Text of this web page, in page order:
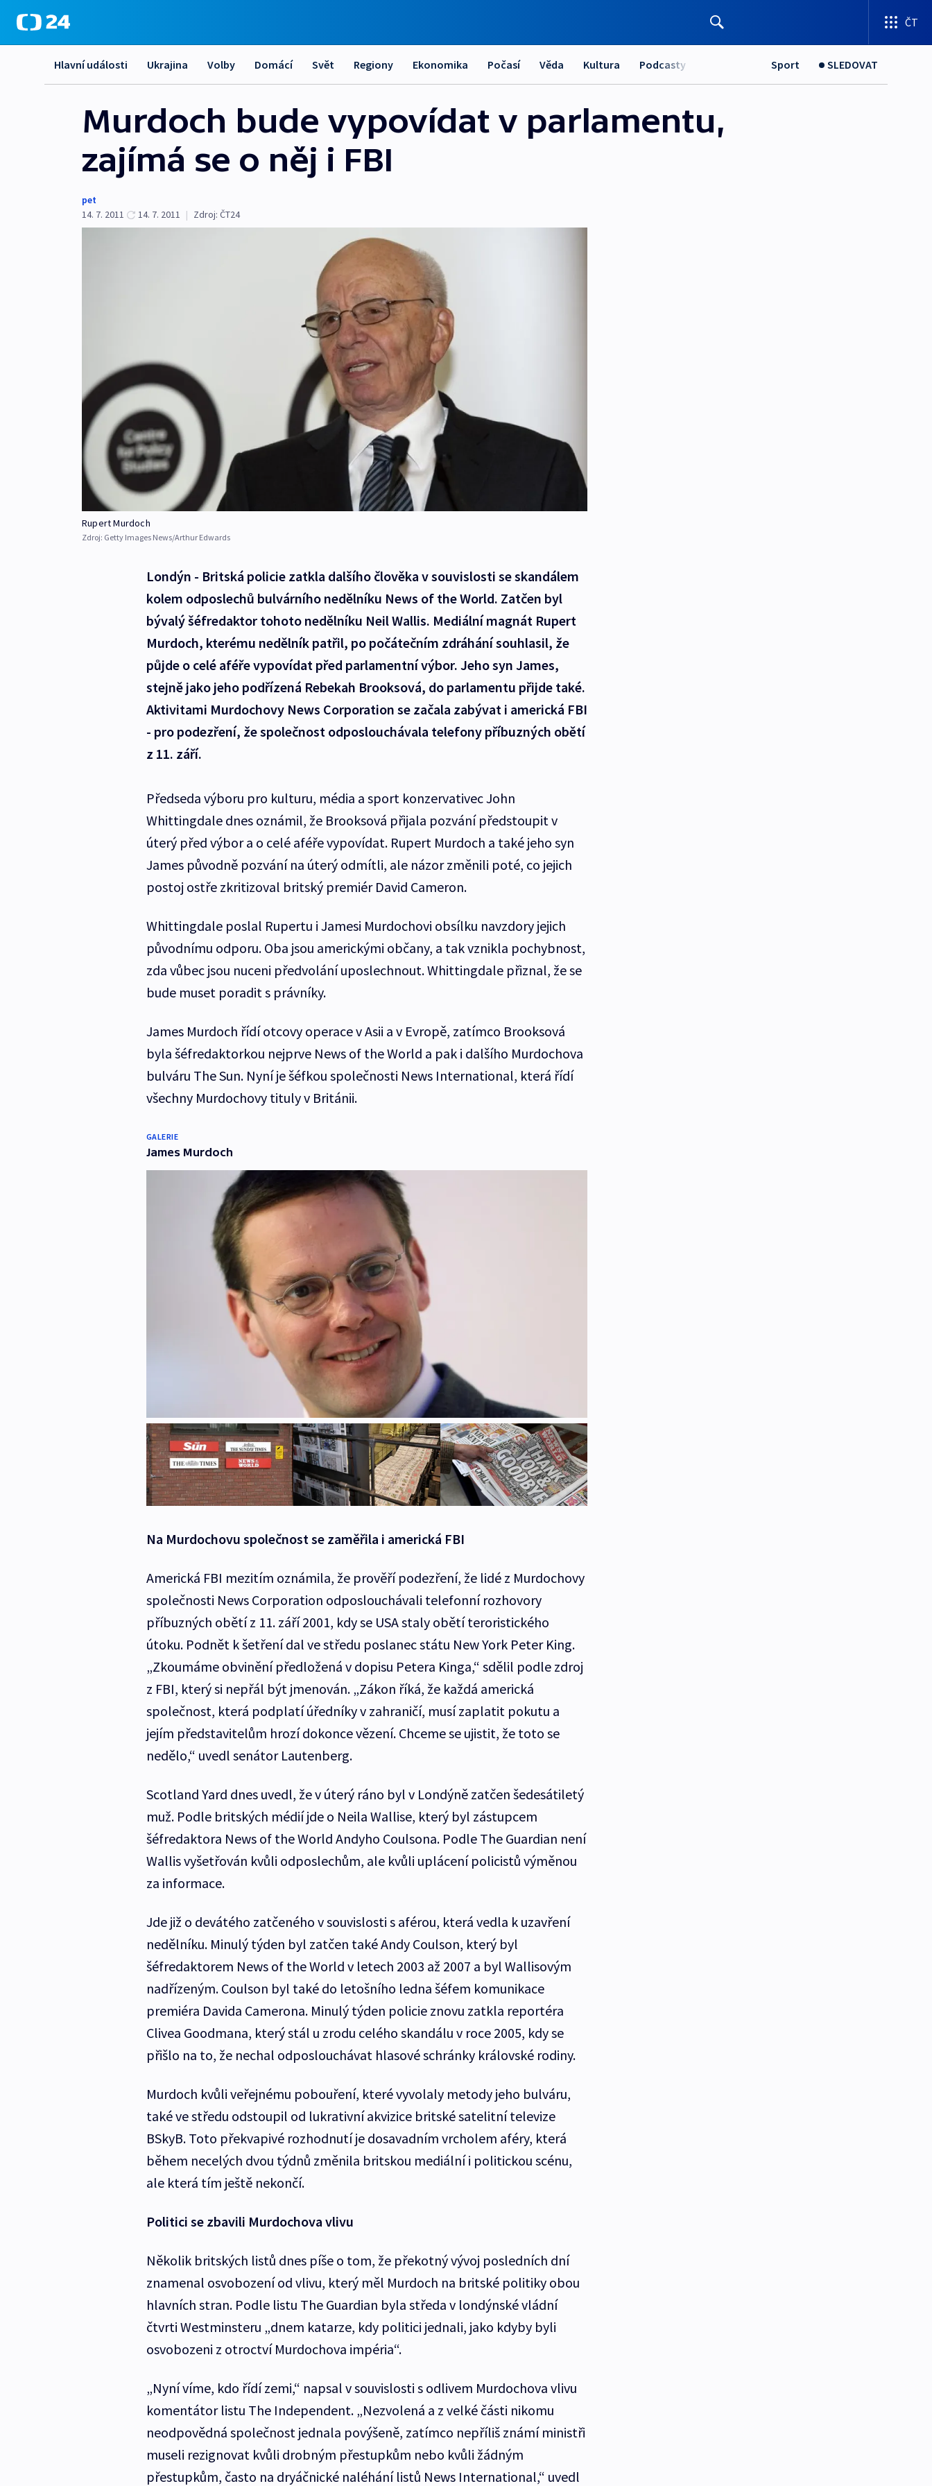
ČT
Hlavní události Ukrajina Volby Domácí Svět Regiony Ekonomika Počasí Věda Kultura Podcasty Sport SLEDOVAT
Murdoch bude vypovídat v parlamentu,
zajímá se o něj i FBI
pet
14. 7. 2011
14. 7. 2011 | Zdroj: ČT24
Rupert Murdoch
Zdroj: Getty Images News/Arthur Edwards
Londýn - Britská policie zatkla dalšího člověka v souvislosti se skandálem
kolem odposlechů bulvárního nedělníku News of the World. Zatčen byl
bývalý šéfredaktor tohoto nedělníku Neil Wallis. Mediální magnát Rupert
Murdoch, kterému nedělník patřil, po počátečním zdráhání souhlasil, že
půjde o celé aféře vypovídat před parlamentní výbor. Jeho syn James,
stejně jako jeho podřízená Rebekah Brooksová, do parlamentu přijde také.
Aktivitami Murdochovy News Corporation se začala zabývat i americká FBI
- pro podezření, že společnost odposlouchávala telefony příbuzných obětí
z 11. září.
Předseda výboru pro kulturu, média a sport konzervativec John
Whittingdale dnes oznámil, že Brooksová přijala pozvání předstoupit v
úterý před výbor a o celé aféře vypovídat. Rupert Murdoch a také jeho syn
James původně pozvání na úterý odmítli, ale názor změnili poté, co jejich
postoj ostře zkritizoval britský premiér David Cameron.
Whittingdale poslal Rupertu i Jamesi Murdochovi obsílku navzdory jejich
původnímu odporu. Oba jsou americkými občany, a tak vznikla pochybnost,
zda vůbec jsou nuceni předvolání uposlechnout. Whittingdale přiznal, že se
bude muset poradit s právníky.
James Murdoch řídí otcovy operace v Asii a v Evropě, zatímco Brooksová
byla šéfredaktorkou nejprve News of the World a pak i dalšího Murdochova
bulváru The Sun. Nyní je šéfkou společnosti News International, která řídí
všechny Murdochovy tituly v Británii.
GALERIE
James Murdoch
Na Murdochovu společnost se zaměřila i americká FBI
Americká FBI mezitím oznámila, že prověří podezření, že lidé z Murdochovy
společnosti News Corporation odposlouchávali telefonní rozhovory
příbuzných obětí z 11. září 2001, kdy se USA staly obětí teroristického
útoku. Podnět k šetření dal ve středu poslanec státu New York Peter King.
„Zkoumáme obvinění předložená v dopisu Petera Kinga,“ sdělil podle zdroj
z FBI, který si nepřál být jmenován. „Zákon říká, že každá americká
společnost, která podplatí úředníky v zahraničí, musí zaplatit pokutu a
jejím představitelům hrozí dokonce vězení. Chceme se ujistit, že toto se
nedělo,“ uvedl senátor Lautenberg.
Scotland Yard dnes uvedl, že v úterý ráno byl v Londýně zatčen šedesátiletý
muž. Podle britských médií jde o Neila Wallise, který byl zástupcem
šéfredaktora News of the World Andyho Coulsona. Podle The Guardian není
Wallis vyšetřován kvůli odposlechům, ale kvůli uplácení policistů výměnou
za informace.
Jde již o devátého zatčeného v souvislosti s aférou, která vedla k uzavření
nedělníku. Minulý týden byl zatčen také Andy Coulson, který byl
šéfredaktorem News of the World v letech 2003 až 2007 a byl Wallisovým
nadřízeným. Coulson byl také do letošního ledna šéfem komunikace
premiéra Davida Camerona. Minulý týden policie znovu zatkla reportéra
Clivea Goodmana, který stál u zrodu celého skandálu v roce 2005, kdy se
přišlo na to, že nechal odposlouchávat hlasové schránky královské rodiny.
Murdoch kvůli veřejnému pobouření, které vyvolaly metody jeho bulváru,
také ve středu odstoupil od lukrativní akvizice britské satelitní televize
BSkyB. Toto překvapivé rozhodnutí je dosavadním vrcholem aféry, která
během necelých dvou týdnů změnila britskou mediální i politickou scénu,
ale která tím ještě nekončí.
Politici se zbavili Murdochova vlivu
Několik britských listů dnes píše o tom, že překotný vývoj posledních dní
znamenal osvobození od vlivu, který měl Murdoch na britské politiky obou
hlavních stran. Podle listu The Guardian byla středa v londýnské vládní
čtvrti Westminsteru „dnem katarze, kdy politici jednali, jako kdyby byli
osvobozeni z otroctví Murdochova impéria“.
„Nyní víme, kdo řídí zemi,“ napsal v souvislosti s odlivem Murdochova vlivu
komentátor listu The Independent. „Nezvolená a z velké části nikomu
neodpovědná společnost jednala povýšeně, zatímco nepříliš známí ministři
museli rezignovat kvůli drobným přestupkům nebo kvůli žádným
přestupkům, často na dryáčnické naléhání listů News International,“ uvedl